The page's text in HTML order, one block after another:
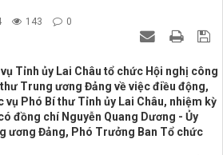
143 0
Tỉnh ủy Lai Châu tổ chức Hội nghị công
thư Trung ương Đảng về việc điều động,
Phó Bí thư Tỉnh ủy Lai Châu, nhiệm kỳ
đồng chí Nguyễn Quang Dương - Ủy
ương Đảng, Phó Trưởng Ban Tổ chức